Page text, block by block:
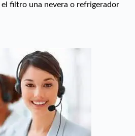
el filtro una nevera o refrigerador